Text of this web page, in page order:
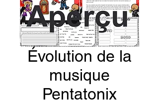
Évolution de la
musique
Pentatonix